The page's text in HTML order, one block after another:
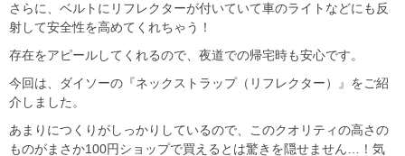
さらに、ベルトにリフレクターが付いていて車のライトなどにも反
射して安全性を高めてくれちゃう！
存在をアピールしてくれるので、夜道での帰宅時も安心です。
今回は、ダイソーの『ネックストラップ（リフレクター）』をご紹
介しました。
あまりにつくりがしっかりしているので、このクオリティの高さの
ものがまさか100円ショップで買えるとは驚きを隠せません…！気